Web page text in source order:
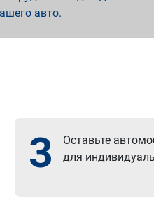
авто.
3
Оставьте
для